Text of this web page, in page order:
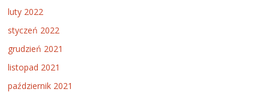
luty 2022
styczeń 2022
grudzień 2021
listopad 2021
październik 2021